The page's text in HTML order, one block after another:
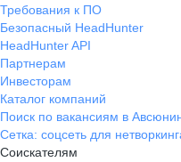
Требования к ПО
Безопасный HeadHunter
HeadHunter API
Партнерам
Инвесторам
Каталог компаний
Поиск по вакансиям в
Сетка: соцсеть для
Соискателям